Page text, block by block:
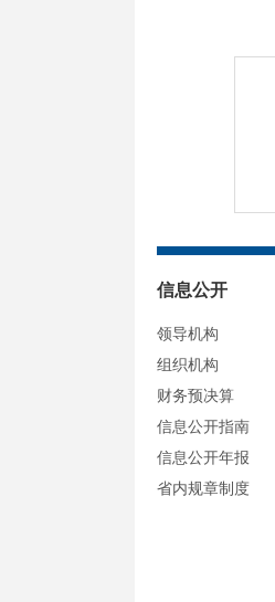
信息公开
领导机构
组织机构
财务预决算
信息公开指南
信息公开年报
省内规章制度